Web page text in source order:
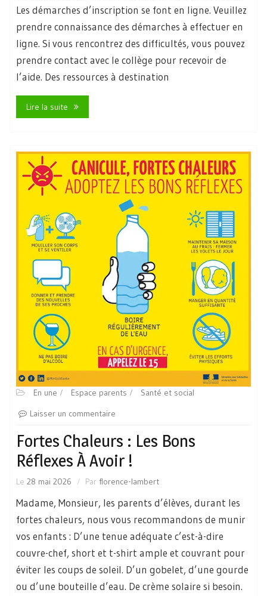
Les démarches d’inscription se font en ligne. Veuillez
prendre connaissance des démarches à effectuer en
ligne. Si vous rencontrez des difficultés, vous pouvez
prendre contact avec le collège pour recevoir de
l’aide. Des ressources à destination
Lire la suite
En une Espace parents
Santé et social
Laisser un commentaire
Fortes Chaleurs : Les Bons
Réflexes À Avoir !
Le 28 mai 2026 Par florence-lambert
Madame, Monsieur, les parents d’élèves, durant les
fortes chaleurs, nous vous recommandons de munir
vos enfants : D’une tenue adéquate c’est-à-dire
couvre-chef, short et t-shirt ample et couvrant pour
éviter les coups de soleil. D’un gobelet, d’une gourde
ou d’une bouteille d’eau. De crème solaire si besoin.